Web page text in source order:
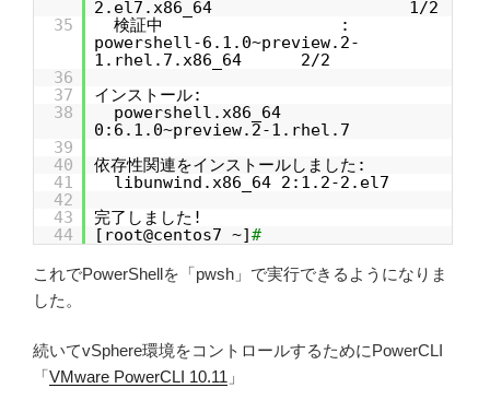
2.el7.x86_64 1/2
35
検証中 :
powershell-6.1.0~preview.2-
1.rhel.7.x86_64 2/2
36
37
インストール:
38
powershell.x86_64
0:6.1.0~preview.2-1.rhel.7
39
40
依存性関連をインストールしました:
41
libunwind.x86_64 2:1.2-2.el7
42
43
完了しました!
44
[root@centos7 ~]#
これでPowerShellを「pwsh」で実行できるようになりま
した。
続いてvSphere環境をコントロールするためにPowerCLI
「VMware PowerCLI 10.11 」